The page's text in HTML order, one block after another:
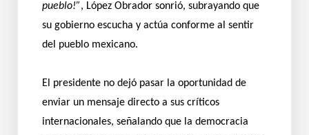
pueblo!”, López Obrador sonrió, subrayando que
su gobierno escucha y actúa conforme al sentir
del pueblo mexicano.
El presidente no dejó pasar la oportunidad de
enviar un mensaje directo a sus críticos
internacionales, señalando que la democracia